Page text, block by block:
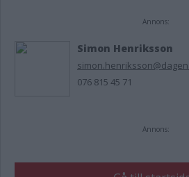
Annons:
Simon Henriksson
076 815 45 71
Annons: